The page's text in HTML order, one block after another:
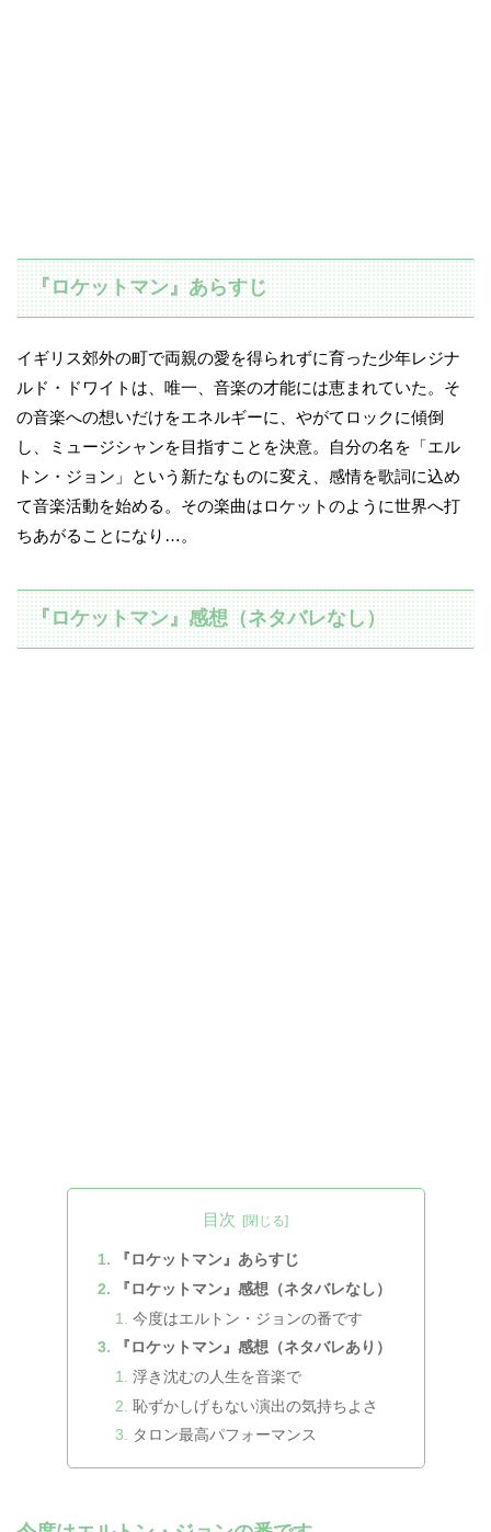
『ロケットマン』あらすじ
イギリス郊外の町で両親の愛を得られずに育った少年レジナ
ルド・ドワイトは、唯一、音楽の才能には恵まれていた。そ
の音楽への想いだけをエネルギーに、やがてロックに傾倒
し、ミュージシャンを目指すことを決意。自分の名を「エル
トン・ジョン」という新たなものに変え、感情を歌詞に込め
て音楽活動を始める。その楽曲はロケットのように世界へ打
ちあがることになり…。
『ロケットマン』感想（ネタバレなし）
目次
『ロケットマン』あらすじ
『ロケットマン』感想（ネタバレなし）
今度はエルトン・ジョンの番です
『ロケットマン』感想（ネタバレあり）
浮き沈むの人生を音楽で
恥ずかしげもない演出の気持ちよさ
タロン最高パフォーマンス